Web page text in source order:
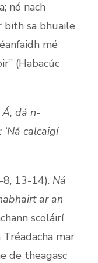
nó nach
bith sa bhuaile
mé
(Habacúc
Á, dá n-
calcaigí
13-14). Ná
ar an
scoláirí
mar
de theagasc